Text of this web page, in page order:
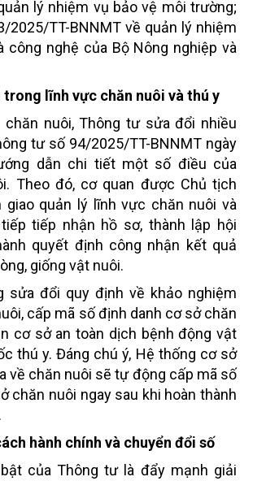
lý nhiệm vụ bảo vệ môi trường;
2025/TT-BNNMT về quản lý nhiệm
công nghệ của Bộ Nông nghiệp và
trong lĩnh vực chăn nuôi và thú y
chăn nuôi, Thông tư sửa đổi nhiều
tư số 94/2025/TT-BNNMT ngày
dẫn chi tiết một số điều của
Theo đó, cơ quan được Chủ tịch
giao quản lý lĩnh vực chăn nuôi và
tiếp nhận hồ sơ, thành lập hội
quyết định công nhận kết quả
giống vật nuôi.
sửa đổi quy định về khảo nghiệm
cấp mã số định danh cơ sở chăn
cơ sở an toàn dịch bệnh động vật
thú y. Đáng chú ý, Hệ thống cơ sở
về chăn nuôi sẽ tự động cấp mã số
chăn nuôi ngay sau khi hoàn thành
hành chính và chuyển đổi số
của Thông tư là đẩy mạnh giải